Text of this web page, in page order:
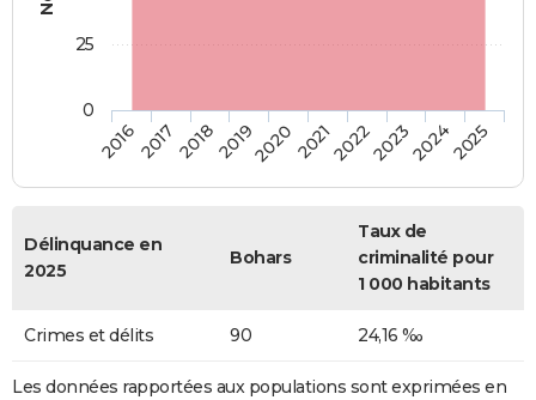
2016201720182019202020212022202320242025
0
25
Délinquance en
2025
Bohars
Taux de
criminalité pour
1 000 habitants
Crimes et délits 90 24,16 ‰
Les données rapportées aux populations sont exprimées en